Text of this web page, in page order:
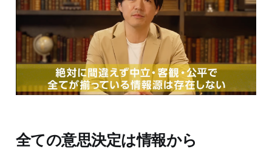
全ての意思決定は情報から